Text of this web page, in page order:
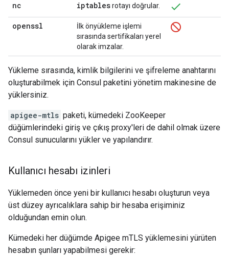
nc iptablesrotayı doğrular.
openssl
İlk önyükleme işlemi
sırasında sertifikaları yerel
olarak imzalar.
Yükleme sırasında, kimlik bilgilerini ve şifreleme anahtarını
oluşturabilmek için Consul paketini yönetim makinesine de
yüklersiniz.
apigee-mtls paketi, kümedeki ZooKeeper
düğümlerindeki giriş ve çıkış proxy'leri de dahil olmak üzere
Consul sunucularını yükler ve yapılandırır.
Kullanıcı hesabı izinleri
Yüklemeden önce yeni bir kullanıcı hesabı oluşturun veya
üst düzey ayrıcalıklara sahip bir hesaba erişiminiz
olduğundan emin olun.
Kümedeki her düğümde Apigee mTLS yüklemesini yürüten
hesabın şunları yapabilmesi gerekir: